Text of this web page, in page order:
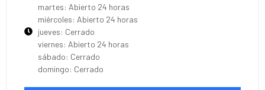
martes: Abierto 24 horas
miércoles: Abierto 24 horas
jueves: Cerrado
viernes: Abierto 24 horas
sábado: Cerrado
domingo: Cerrado